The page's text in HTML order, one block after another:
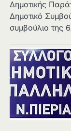
Δημοτικής
Δημοτικό
συμβούλιο της